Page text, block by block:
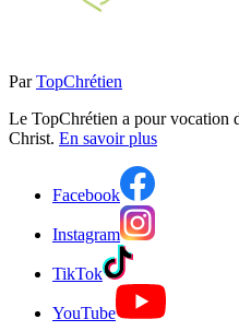
Par TopChrétien
Le TopChrétien a pour vocation
Christ. En savoir plus
Facebook
Instagram
TikTok
YouTube